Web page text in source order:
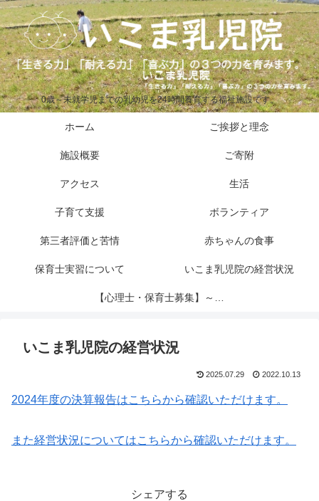
0歳～未就学児までの乳幼児を24時間養育する福祉施設です。
ホーム ご挨拶と理念
施設概要 ご寄附
アクセス 生活
子育て支援 ボランティア
第三者評価と苦情 赤ちゃんの食事
保育士実習について いこま乳児院の経営状況
【心理士・保育士募集】～い
いこま乳児院の経営状況
2025.07.29 2022.10.13
2024年度の決算報告はこちらから確認いただけます。
また経営状況についてはこちらから確認いただけます。
シェアする